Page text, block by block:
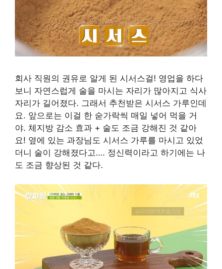
회사 직원의 권유로 알게 된 시서스걸! 영업을 하다
보니 자연스럽게 술을 마시는 자리가 많아지고 식사
자리가 길어졌다. 그래서 추천받은 시서스 가루인데
요. 앞으로는 이걸 한 숟가락씩 매일 넣어 먹을 거
야. 체지방 감소 효과 + 술도 조금 강해진 것 같아
요! 옆에 있는 과장님도 시서스 가루를 마시고 있었
더니 술이 강해졌다고…. 정신력이라고 하기에는 나
도 조금 향상된 것 같다.